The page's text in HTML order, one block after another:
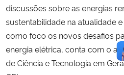
discussões sobre as energias
sustentabilidade na atualidade
como foco os novos desafios
energia elétrica, conta com o
de Ciência e Tecnologia em